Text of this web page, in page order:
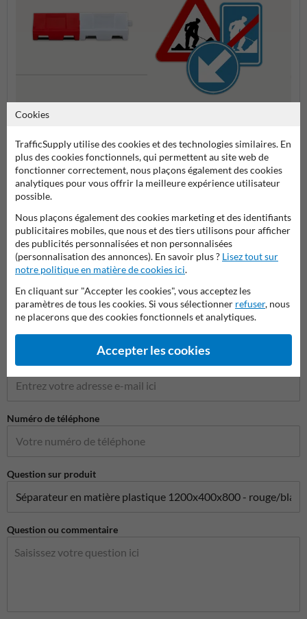
Séparateurs de trafic
Signalisation temporaire et balisage
Poser votre question à ProtectionIndustrielle.be
Nom*
Nom de l'entreprise
Adresse e-mail*
Numéro de téléphone
Question sur produit
Question ou commentaire
Cookies
TrafficSupply utilise des cookies et des technologies similaires. En
plus des cookies fonctionnels, qui permettent au site web de
fonctionner correctement, nous plaçons également des cookies
analytiques pour vous offrir la meilleure expérience utilisateur
possible.
Nous plaçons également des cookies marketing et des identifiants
publicitaires mobiles, que nous et des tiers utilisons pour afficher
des publicités personnalisées et non personnalisées
(personnalisation des annonces). En savoir plus ? Lisez tout sur
notre politique en matière de cookies ici.
En cliquant sur "Accepter les cookies", vous acceptez les
paramètres de tous les cookies. Si vous sélectionner refuser, nous
ne placerons que des cookies fonctionnels et analytiques.
Accepter les cookies